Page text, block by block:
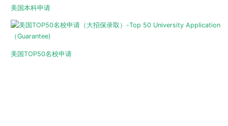
美国本科申请
美国TOP50名校申请